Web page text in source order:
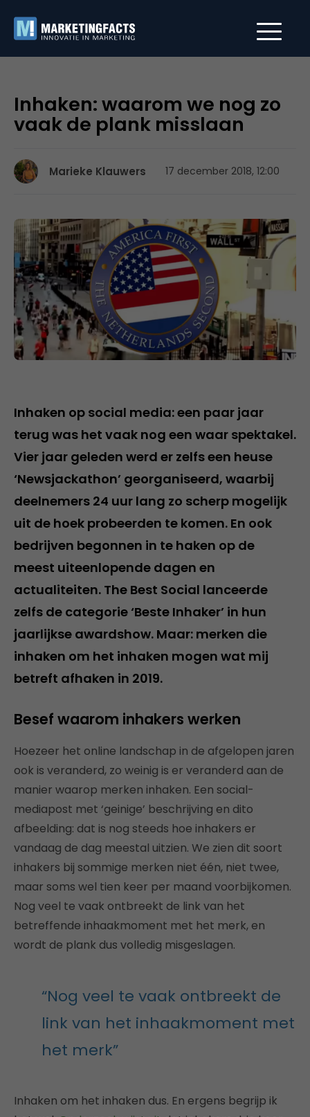
Inhaken: waarom we nog zo
vaak de plank misslaan
Marieke Klauwers 17 december 2018, 12:00
Inhaken op social media: een paar jaar
terug was het vaak nog een waar spektakel.
Vier jaar geleden werd er zelfs een heuse
‘Newsjackathon’ georganiseerd, waarbij
deelnemers 24 uur lang zo scherp mogelijk
uit de hoek probeerden te komen. En ook
bedrijven begonnen in te haken op de
meest uiteenlopende dagen en
actualiteiten. The Best Social lanceerde
zelfs de categorie ‘Beste Inhaker’ in hun
jaarlijkse awardshow. Maar: merken die
inhaken om het inhaken mogen wat mij
betreft afhaken in 2019.
Besef waarom inhakers werken
Hoezeer het online landschap in de afgelopen jaren
ook is veranderd, zo weinig is er veranderd aan de
manier waarop merken inhaken. Een social-
mediapost met ‘geinige’ beschrijving en dito
afbeelding: dat is nog steeds hoe inhakers er
vandaag de dag meestal uitzien. We zien dit soort
inhakers bij sommige merken niet één, niet twee,
maar soms wel tien keer per maand voorbijkomen.
Nog veel te vaak ontbreekt de link van het
betreffende inhaakmoment met het merk, en
wordt de plank dus volledig misgeslagen.
“Nog veel te vaak ontbreekt de
link van het inhaakmoment met
het merk”
Inhaken om het inhaken dus. En ergens begrijp ik